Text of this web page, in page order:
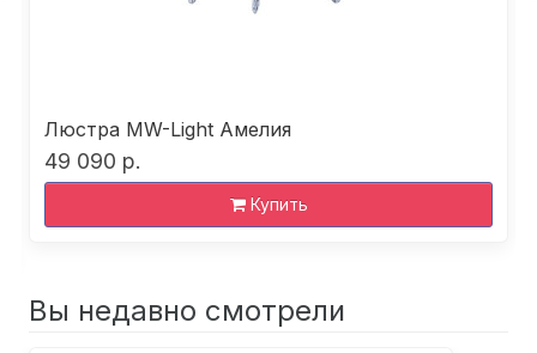
Люстра MW-Light Амелия
49 090 р.
Купить
Вы недавно смотрели